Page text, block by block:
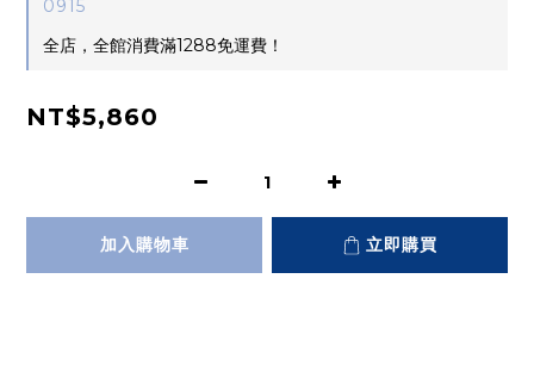
0915
全店，全館消費滿1288免運費！
NT$5,860
加入購物車 立即購買